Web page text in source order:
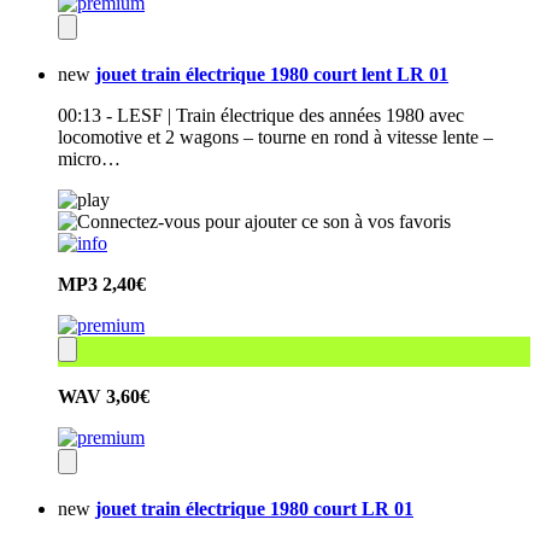
new jouet train électrique 1980 court lent LR 01
00:13 - LESF | Train électrique des années 1980 avec
locomotive et 2 wagons – tourne en rond à vitesse lente –
micro…
MP3 2,40€
WAV 3,60€
new jouet train électrique 1980 court LR 01